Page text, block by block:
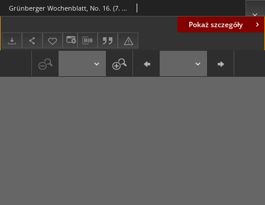
Pokaż szczegóły
Grünberger Wochenblatt, No. 16. (7. Februar 1899)